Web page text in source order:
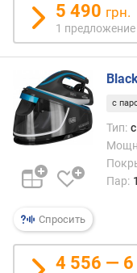
к
о
г
и
м
о
т
о
р
5 490 грн.
1 предложение
Спросить
с
Тип:
Пар:
4 556 — 6